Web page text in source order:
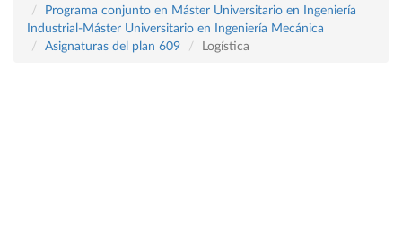
Programa conjunto en Máster Universitario en Ingeniería
Industrial-Máster Universitario en Ingeniería Mecánica
Asignaturas del plan 609
Logística